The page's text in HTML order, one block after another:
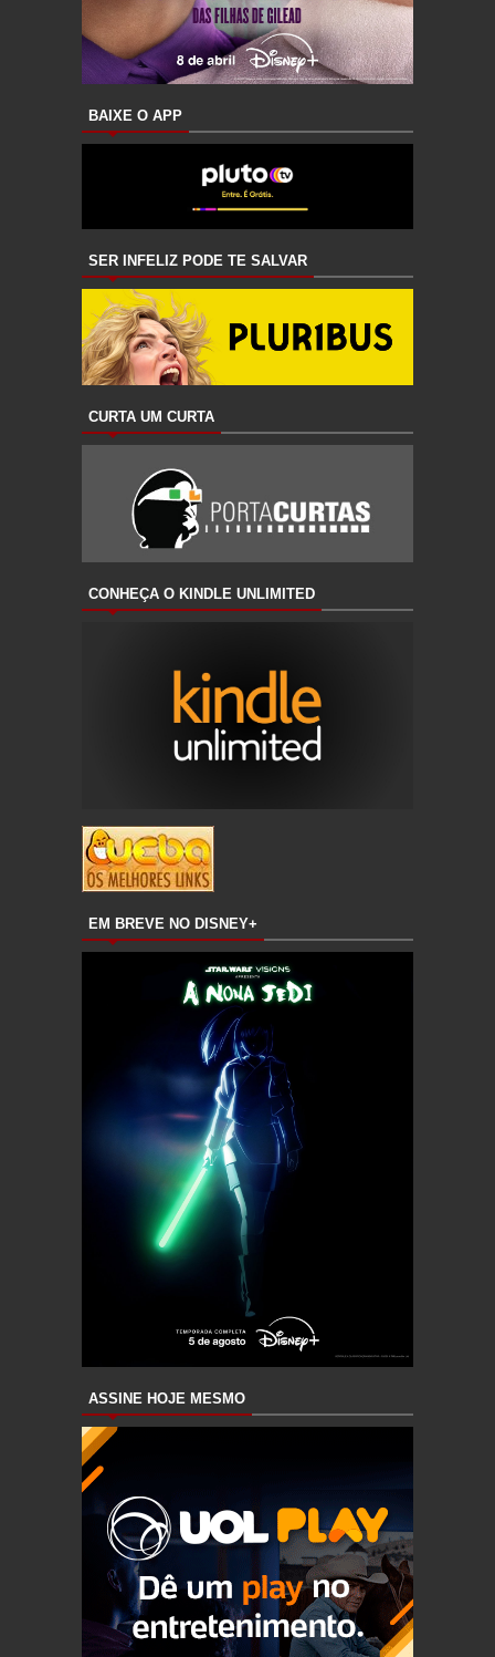
BAIXE O APP
SER INFELIZ PODE TE SALVAR
CURTA UM CURTA
CONHEÇA O KINDLE UNLIMITED
EM BREVE NO DISNEY+
ASSINE HOJE MESMO